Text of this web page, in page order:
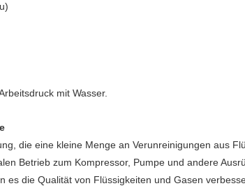
mit Wasser.
die eine kleine Menge an Verunreinigungen aus
Betrieb zum Kompressor, Pumpe und andere
es die Qualität von Flüssigkeiten und Gasen